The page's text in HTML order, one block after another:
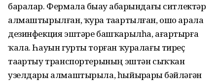
баралар. Фермала быҙау аҙбарындағы ситлектәр
алмаштырылған, ҡура таҙартылған, ошо арала
дезинфекция эштәре башҡарылһа, ағартырға
ҡала. Һауын гурты торған ҡуралағы тиреҫ
таҙартыу транспортерының эштән сыҡҡан
узелдары алмаштырыла, һыйырҙарҙы бәйләгән